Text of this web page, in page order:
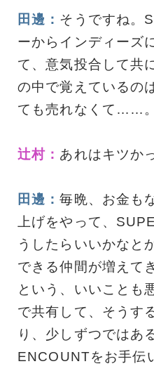
田邊： そうですね。
ーからインディーズ
て、意気投合して共
の中で覚えているの
ても売れなくて……。
辻村： あれはキツか
田邊：毎晩、お金も
上げをやって、
うしたらいいかなと
できる仲間が増えて
という、いいことも
で共有して、そうす
り、少しずつではあ
ENCOUNTをお手伝